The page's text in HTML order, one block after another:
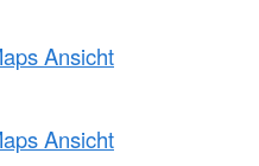
Ansicht
Ansicht